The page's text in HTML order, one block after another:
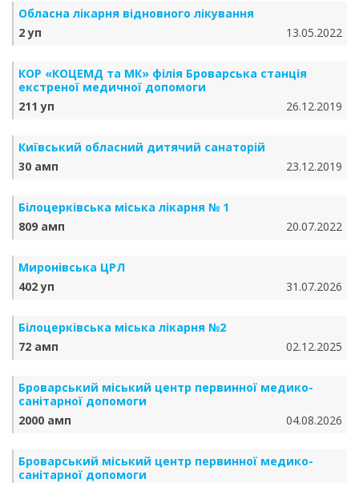
Обласна лікарня відновного лікування
2 уп
13.05.2022
КОР «КОЦЕМД та МК» філія Броварська станція
екстреної медичної допомоги
211 уп
26.12.2019
Київський обласний дитячий санаторій
30 амп
23.12.2019
Білоцерківська міська лікарня № 1
809 амп
20.07.2022
Миронівська ЦРЛ
402 уп
31.07.2026
Білоцерківська міська лікарня №2
72 амп
02.12.2025
Броварський міський центр первинної медико-
санітарної допомоги
2000 амп
04.08.2026
Броварський міський центр первинної медико-
санітарної допомоги